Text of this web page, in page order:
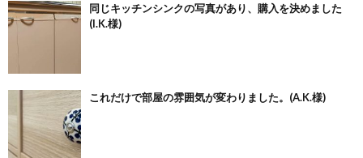
同じキッチンシンクの写真があり、購入を決めました
(I.K.様)
これだけで部屋の雰囲気が変わりました。(A.K.様)